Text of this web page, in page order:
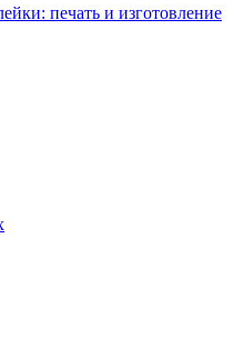
печать и изготовление